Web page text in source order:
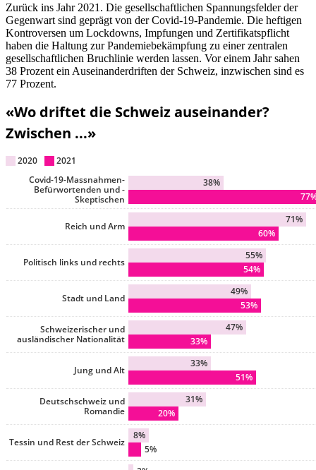
Zurück ins Jahr 2021. Die gesellschaftlichen Spannungsfelder der
Gegenwart sind geprägt von der Covid-19-Pandemie. Die heftigen
Kontroversen um Lockdowns, Impfungen und Zertifikatspflicht
haben die Haltung zur Pandemiebekämpfung zu einer zentralen
gesellschaftlichen Bruchlinie werden lassen. Vor einem Jahr sahen
38 Prozent ein Auseinanderdriften der Schweiz, inzwischen sind es
77 Prozent.